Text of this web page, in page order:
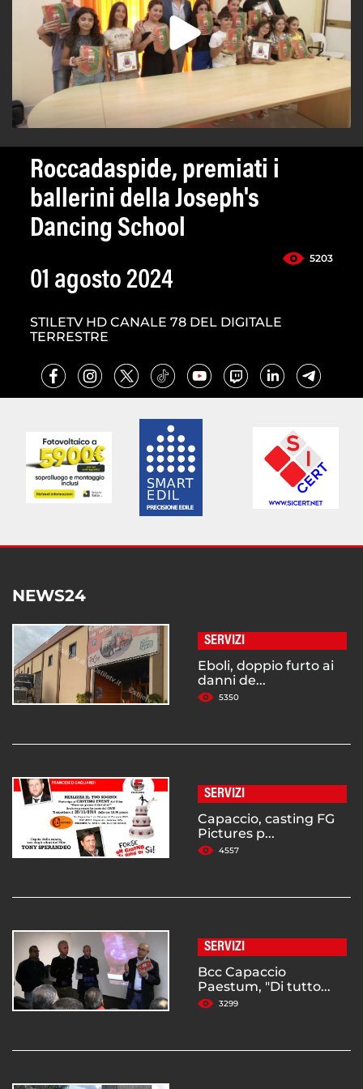
Roccadaspide, premiati i
ballerini della Joseph's
Dancing School
5203
01 agosto 2024
STILETV HD CANALE 78 DEL DIGITALE
TERRESTRE
NEWS24
SERVIZI
Eboli, doppio furto ai
danni de...
5350
SERVIZI
Capaccio, casting FG
Pictures p...
4557
SERVIZI
Bcc Capaccio
Paestum, "Di tutto...
3299